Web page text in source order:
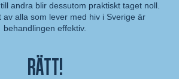
andra blir dessutom praktiskt taget noll.
av alla som lever med hiv i Sverige är
behandlingen effektiv.
Rätt!